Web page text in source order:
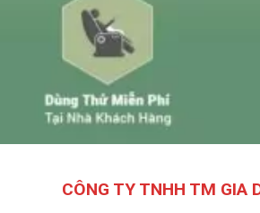
CÔNG TY TNHH TM GIA